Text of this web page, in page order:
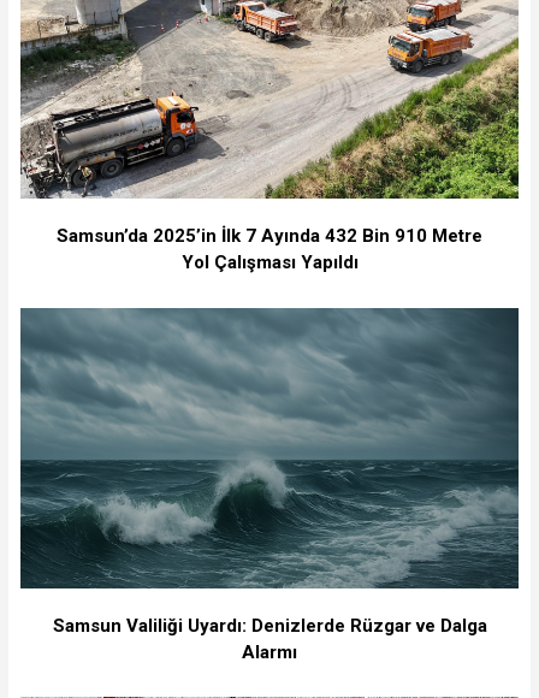
Samsun’da 2025’in İlk 7 Ayında 432 Bin 910 Metre
Yol Çalışması Yapıldı
Samsun Valiliği Uyardı: Denizlerde Rüzgar ve Dalga
Alarmı